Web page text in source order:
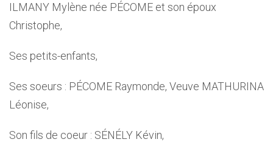
ILMANY Mylène née PÉCOME et son époux
Christophe,
Ses petits-enfants,
Ses soeurs : PÉCOME Raymonde, Veuve MATHURINA
Léonise,
Son fils de coeur : SÉNÉLY Kévin,